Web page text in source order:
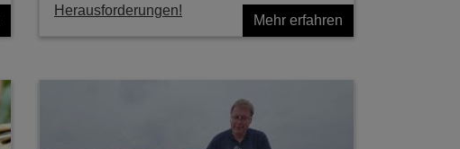
Herausforderungen!
Mehr erfahren